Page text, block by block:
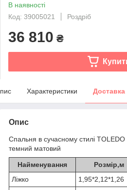
В наявності
Код: 39005021
Роздріб
36 810 ₴
Характеристики Доставка
Опис
Спальня в сучасному стилі TOLEDO
темний матовий
Найменування Розмір,м
Ліжко
1,95*2,12*1,26